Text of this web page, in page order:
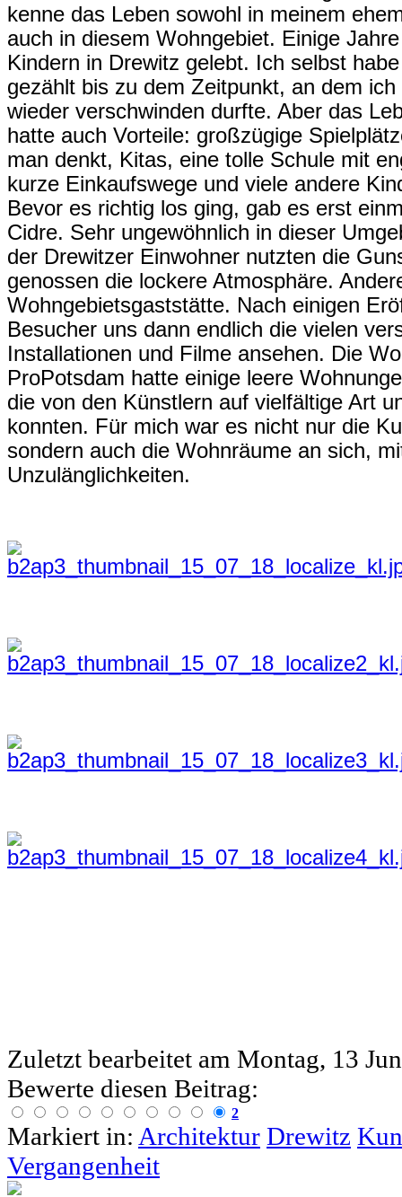
kenne das Leben sowohl in meinem
auch in diesem Wohngebiet. Einige
Kindern in Drewitz gelebt. Ich selbst
gezählt bis zu dem Zeitpunkt, an dem
wieder verschwinden durfte. Aber das
hatte auch Vorteile: großzügige
man denkt, Kitas, eine tolle Schule mit
kurze Einkaufswege und viele andere
Bevor es richtig los ging, gab es erst
Cidre. Sehr ungewöhnlich in dieser
der Drewitzer Einwohner nutzten die
genossen die lockere Atmosphäre.
Wohngebietsgaststätte. Nach einigen
Besucher uns dann endlich die vielen
Installationen und Filme ansehen. Die
ProPotsdam hatte einige leere
die von den Künstlern auf vielfältige Art
konnten. Für mich war es nicht nur die
sondern auch die Wohnräume an sich,
Unzulänglichkeiten.
Zuletzt bearbeitet am Montag, 13
Bewerte diesen Beitrag:
2
Markiert in: Architektur Drewitz
Vergangenheit